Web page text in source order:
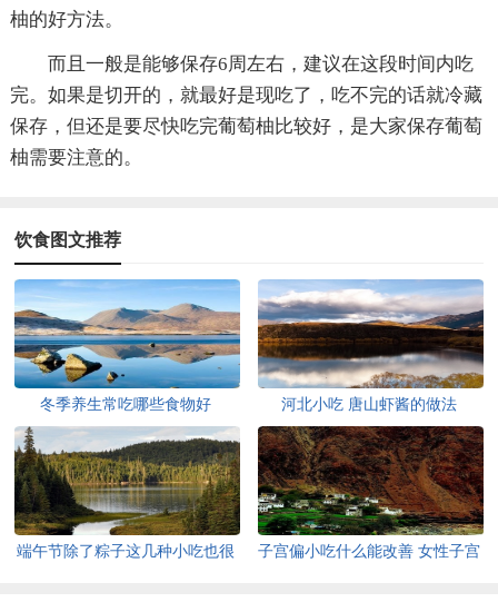
柚的好方法。
而且一般是能够保存6周左右，建议在这段时间内吃
完。如果是切开的，就最好是现吃了，吃不完的话就冷藏
保存，但还是要尽快吃完葡萄柚比较好，是大家保存葡萄
柚需要注意的。
饮食图文推荐
冬季养生常吃哪些食物好 河北小吃 唐山虾酱的做法
端午节除了粽子这几种小吃也很
子宫偏小吃什么能改善 女性子宫